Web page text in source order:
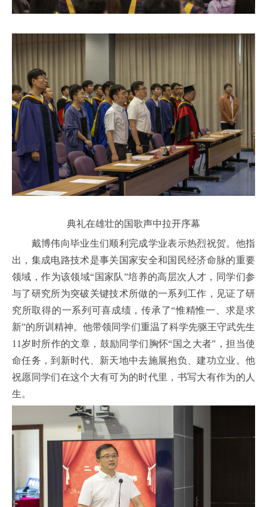
典礼在雄壮的国歌声中拉开序幕
戴博伟向毕业生们顺利完成学业表示热烈祝贺。他指
出，集成电路技术是事关国家安全和国民经济命脉的重要
领域，作为该领域“国家队”培养的高层次人才，同学们参
与了研究所为突破关键技术所做的一系列工作，见证了研
究所取得的一系列可喜成绩，传承了“惟精惟一、求是求
新”的所训精神。他带领同学们重温了科学先驱王守武先生
11岁时所作的文章，鼓励同学们胸怀“国之大者”，担当使
命任务，到新时代、新天地中去施展抱负、建功立业。他
祝愿同学们在这个大有可为的时代里，书写大有作为的人
生。